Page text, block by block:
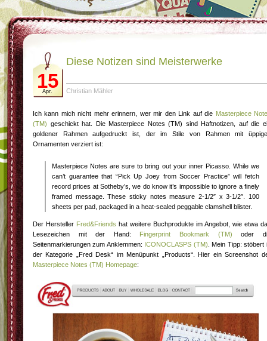
15
Apr.
Diese Notizen sind Meisterwerke
Christian Mähler
Ich kann mich nicht mehr erinnern, wer mir den Link auf die Masterpiece
(TM) geschickt hat. Die Masterpiece Notes (TM) sind Haftnotizen, auf die
goldener Rahmen aufgedruckt ist, der im Stile von Rahmen mit
Ornamenten verziert ist:
Masterpiece Notes are sure to bring out your inner Picasso. While we
can’t guarantee that “Pick Up Joey from Soccer Practice” will fetch
record prices at Sotheby’s, we do know it’s impossible to ignore a finely
framed message. These sticky notes measure 2-1/2″ x 3-1/2″. 100
sheets per pad, packaged in a heat-sealed peggable clamshell blister.
Der Hersteller Fred&Friends hat weitere Buchprodukte im Angebot, wie etwa
Lesezeichen mit der Hand: Fingerprint Bookmark (TM) oder
Seitenmarkierungen zum Anklemmen: ICONOCLASPS (TM) . Mein Tipp: stöbert
der Kategorie „Fred Desk“ im Menüpunkt „Products“. Hier ein Screenshot
Masterpiece Notes (TM) Homepage: